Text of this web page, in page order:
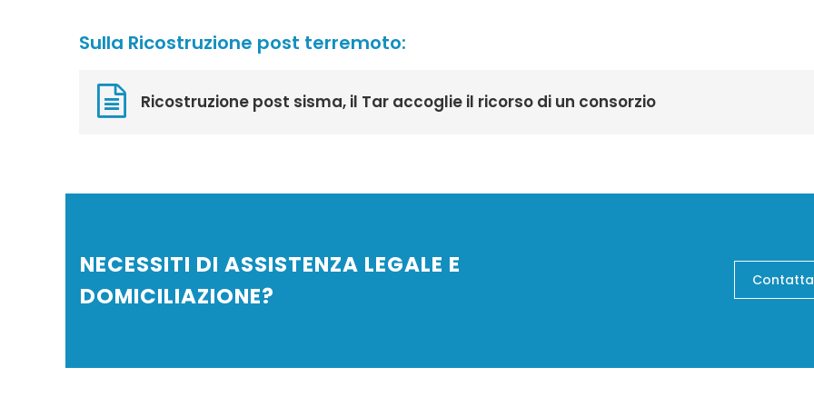
Sulla Ricostruzione post terremoto:
Ricostruzione post sisma, il Tar accoglie il ricorso di un consorzio
NECESSITI DI ASSISTENZA LEGALE E
DOMICILIAZIONE?